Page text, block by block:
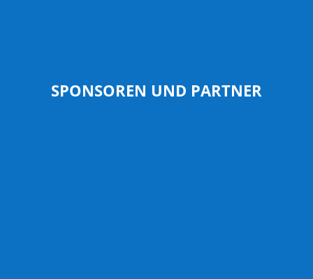
SPONSOREN UND PARTNER